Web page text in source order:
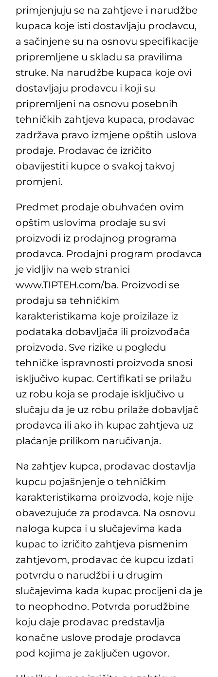
primjenjuju se na zahtjeve i narudžbe
kupaca koje isti dostavljaju prodavcu,
a sačinjene su na osnovu specifikacije
pripremljene u skladu sa pravilima
struke. Na narudžbe kupaca koje ovi
dostavljaju prodavcu i koji su
pripremljeni na osnovu posebnih
tehničkih zahtjeva kupaca, prodavac
zadržava pravo izmjene opštih uslova
prodaje. Prodavac će izričito
obavijestiti kupce o svakoj takvoj
promjeni.
Predmet prodaje obuhvaćen ovim
opštim uslovima prodaje su svi
proizvodi iz prodajnog programa
prodavca. Prodajni program prodavca
je vidljiv na web stranici
www.TIPTEH.com/ba. Proizvodi se
prodaju sa tehničkim
karakteristikama koje proizilaze iz
podataka dobavljača ili proizvođača
proizvoda. Sve rizike u pogledu
tehničke ispravnosti proizvoda snosi
isključivo kupac. Certifikati se prilažu
uz robu koja se prodaje isključivo u
slučaju da je uz robu prilaže dobavljač
prodavca ili ako ih kupac zahtjeva uz
plaćanje prilikom naručivanja.
Na zahtjev kupca, prodavac dostavlja
kupcu pojašnjenje o tehničkim
karakteristikama proizvoda, koje nije
obavezujuće za prodavca. Na osnovu
naloga kupca i u slučajevima kada
kupac to izričito zahtjeva pismenim
zahtjevom, prodavac će kupcu izdati
potvrdu o narudžbi i u drugim
slučajevima kada kupac procijeni da je
to neophodno. Potvrda porudžbine
koju daje prodavac predstavlja
konačne uslove prodaje prodavca
pod kojima je zaključen ugovor.